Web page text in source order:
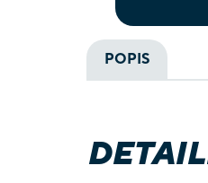
POPIS